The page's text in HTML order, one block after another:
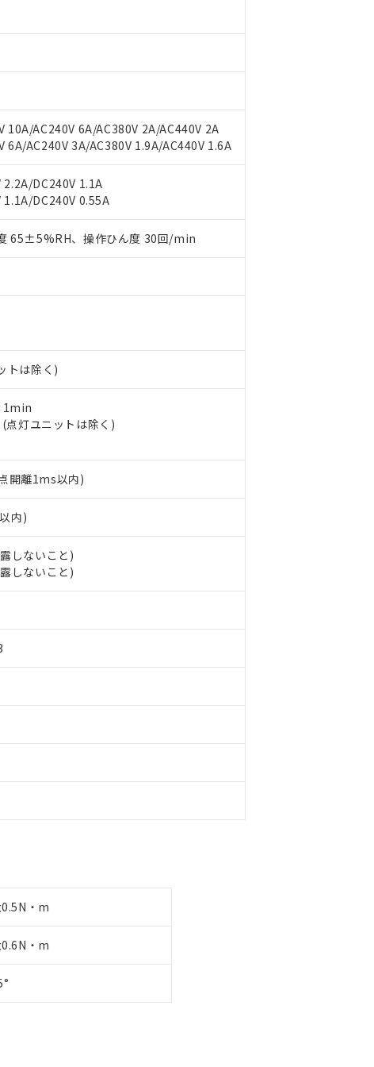
10A/AC240V 6A/AC380V 2A/AC440V 2A
AC240V 3A/AC380V 1.9A/AC440V 1.6A
DC240V 1.1A
DC240V 0.55A
65±5%RH、操作ひん度 30回/min
トは除く)
1min
灯ユニットは除く)
開離1ms以内)
内)
しないこと)
しないこと)
・m
・m
のうえご利用ください。
業取扱商品の当社在庫状況および標準価格(税抜)を提供させていただ
果は、記載している更新日時点での社内データに基づき作成されるも
実際の在庫および標準価格とは異なる場合があることをご了承くださ
はお客様のお取引先、またはお客様担当のオムロン制御機器販売店・
販売拠点は「
成サービス）をご利用いただくには、I-Webメンバーズにご登録され
社にご登録された部品リストについて、当社および当社の共同利用者
するお客様との取引・商談に必要な範囲で利用することをご了承くだ
人情報の共同利用に関して"
の非含有に対応した製品に切り替える予定のある商品です。
質）の非含有の対応状況を調査中または確認中の商品です。
、有害物質有無と関係のない商品です。
していたものが、含有品と判明した場合などやむを得ず変更すること
、 カドミウム(Cd) 100ppm以下、
フェニル類(PBB) 1000ppm以下、ポリ臭化ジフェニルエーテル類(PBDE) 1000ppm以下、
チル (DIBP) 1000ppm以下
対する適用除外項目は除く。
超える意図的な使用がないことを確認しています。
することができます。
明書
明するもので、過去に遡って非含有を証明するものではありません。
類４物質の対応では、対応完了までの期間は出荷製品に未対応品が
完了していることから、特段のことがない限り、2022年1月12日よ
の基準値を超えていることを示します。
へお問い合わせください。
カドミウム) : 100ppm、
ビフェニル類) : 1000ppm、 PBDEs(ポリ臭化ジフェニルエーテル類) : 1000ppm、
タル酸ジイソブチル) : 1000ppm、 BBP(フタル酸ブチルベンジル) : 1000ppm、
が基準値以下であることを示します。
害物質が外部に漏えいし、環境に深刻な影響を及ぼさない年数を意
お問い合わせください。
、外国為替および外国貿易法に定める商品（以下｢規制貨物等」とい
する場合は、日本国政府の輸出許可(または役務取引許可)を取得する
は、完全に破砕するなど、違法に輸出されないよう必要な手段を講じ
サイル、化学兵器、生物兵器またはその他武器並びにこれらの製造装
売する場合は、上記1、2および3の内容を当該第三者に通知します。
に係わる関係者が違法に輸出するおそれがある場合は、取り引きをい
合意する
あり
ついては、お客様のお取引先、またはお客様担当のオムロン制御
ご確認ください)
況の情報を公開していない機種